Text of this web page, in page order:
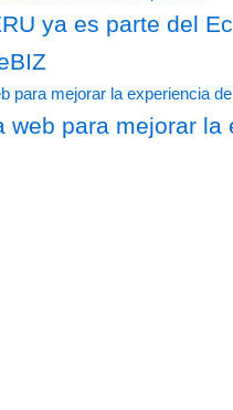
ya es parte del
web para mejorar la